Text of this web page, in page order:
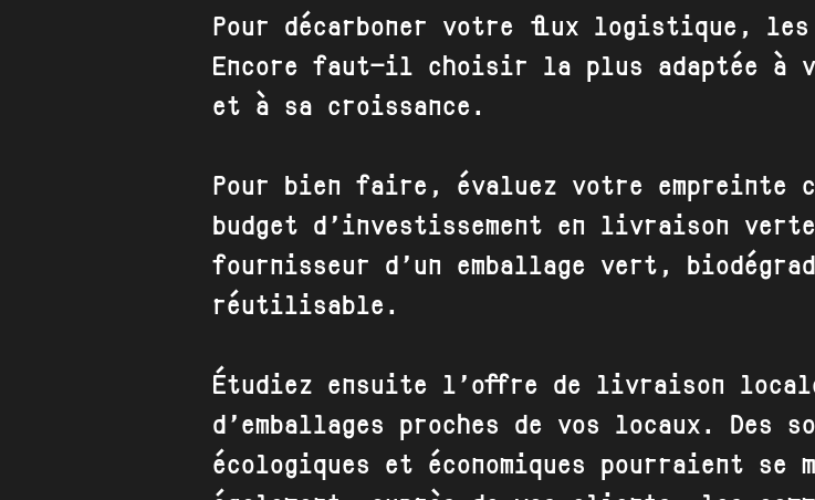
Pour décarboner votre flux logistique, les
Encore faut-il choisir la plus adaptée à
et à sa croissance.
Pour bien faire, évaluez votre empreinte
budget d’investissement en livraison
fournisseur d’un emballage vert ,
réutilisable.
Étudiez ensuite l’offre de livraison
d’emballages proches de vos locaux.
écologiques et économiques pourraient